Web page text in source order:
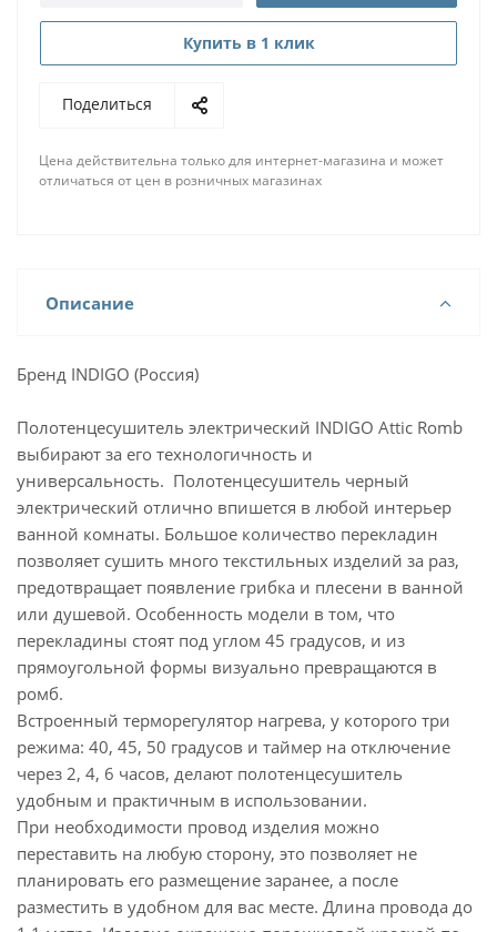
Купить в 1 клик
Поделиться
Цена действительна только для интернет-магазина и может
отличаться от цен в розничных магазинах
Описание
Бренд INDIGO (Россия)
Полотенцесушитель электрический INDIGO Attic Romb
выбирают за его технологичность и
универсальность. Полотенцесушитель черный
электрический отлично впишется в любой интерьер
ванной комнаты. Большое количество перекладин
позволяет сушить много текстильных изделий за раз,
предотвращает появление грибка и плесени в ванной
или душевой. Особенность модели в том, что
перекладины стоят под углом 45 градусов, и из
прямоугольной формы визуально превращаются в
ромб.
Встроенный терморегулятор нагрева, у которого три
режима: 40, 45, 50 градусов и таймер на отключение
через 2, 4, 6 часов, делают полотенцесушитель
удобным и практичным в использовании.
При необходимости провод изделия можно
переставить на любую сторону, это позволяет не
планировать его размещение заранее, а после
разместить в удобном для вас месте. Длина провода до